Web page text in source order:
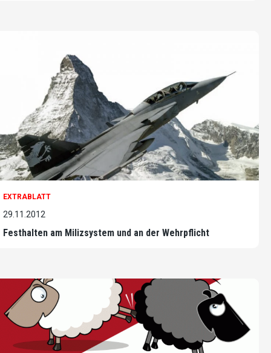
EXTRABLATT
29.11.2012
Festhalten am Milizsystem und an der Wehrpflicht